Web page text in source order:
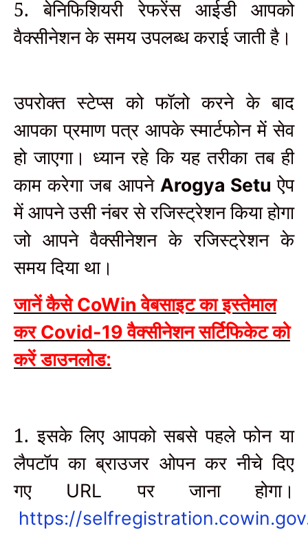
5. बेनिफिशियरी रेफरेंस आईडी आपको
वैक्सीनेशन के समय उपलब्ध कराई जाती है।
उपरोक्त स्टेप्स को फॉलो करने के बाद
आपका प्रमाण पत्र आपके स्मार्टफोन में सेव
हो जाएगा। ध्यान रहे कि यह तरीका तब ही
काम करेगा जब आपने Arogya Setuऐप
में आपने उसी नंबर से रजिस्ट्रेशन किया होगा
जो आपने वैक्सीनेशन के रजिस्ट्रेशन के
समय दिया था।
जानें कैसेCoWinवेबसाइट का इस्तेमाल
करCovid-19वैक्सीनेशन सर्टिफिकेट को
करें डाउनलोड:
1. इसके लिए आपको सबसे पहले फोन या
लैपटॉप का ब्राउजर ओपन कर नीचे दिए
गए
URLपर जाना होगा।
https://